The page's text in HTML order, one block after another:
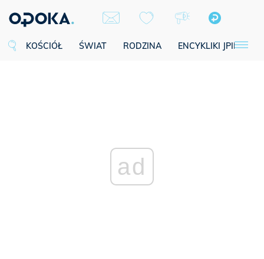
KOŚCIÓŁ ŚWIAT RODZINA ENCYKLIKI JPII
ad